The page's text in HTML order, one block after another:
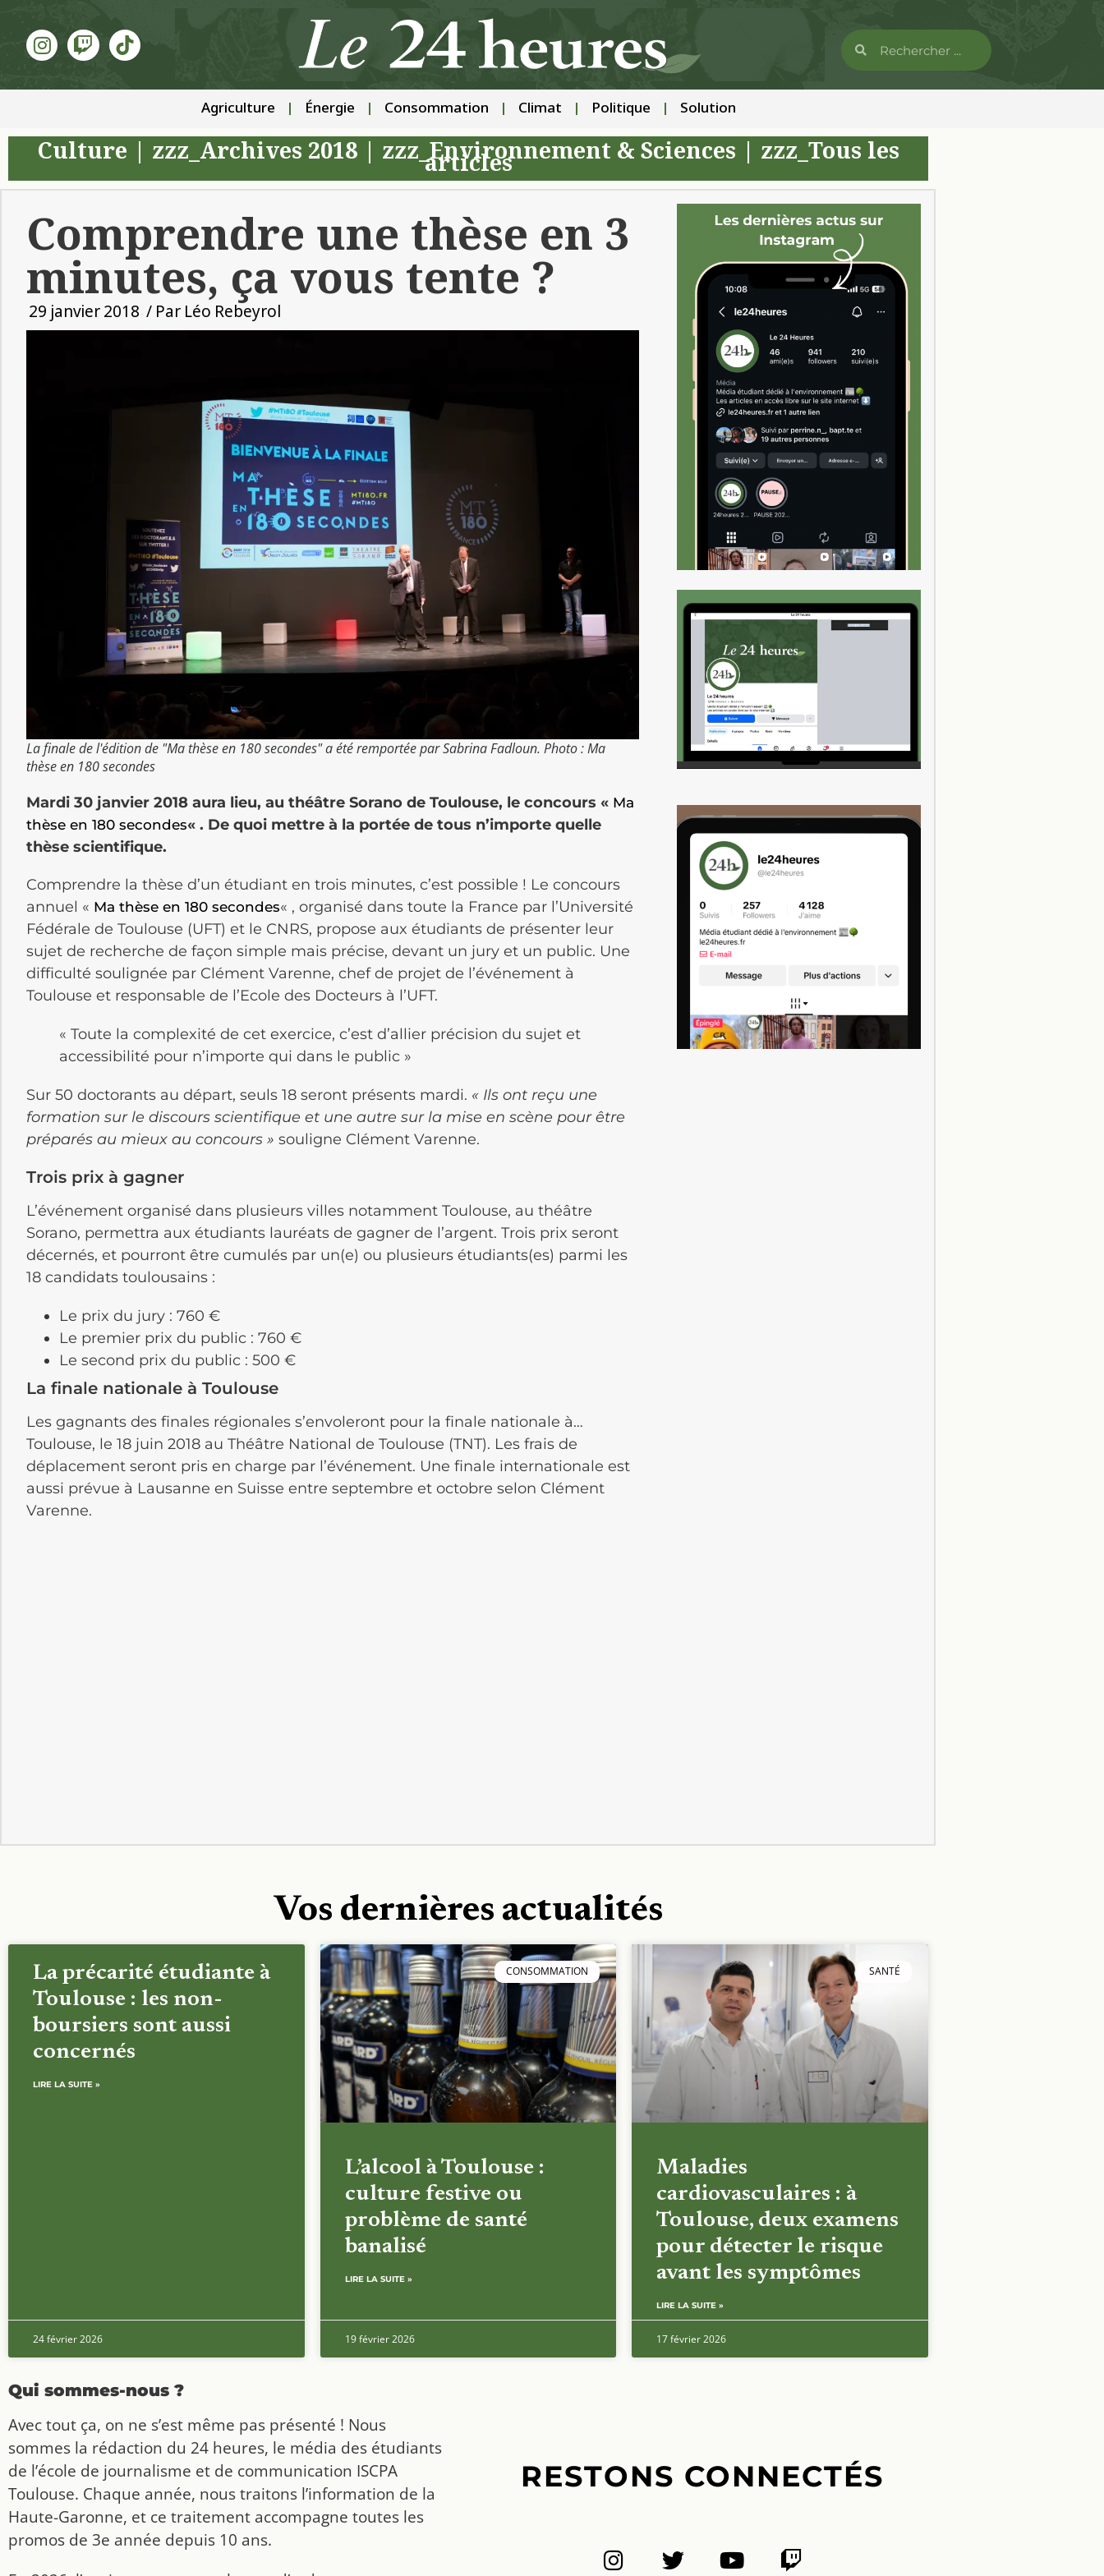
Agriculture Énergie Consommation Climat Politique Solution
Culture zzz_Archives 2018| zzz_Environnement & Sciences zzz_Tous les
articles
Comprendre une thèse en 3
minutes, ça vous tente ?
29 janvier 2018 / Par Léo Rebeyrol
La finale de l'édition de "Ma thèse en 180 secondes" a été remportée par Sabrina Fadloun. Photo : Ma
thèse en 180 secondes
Mardi 30 janvier 2018 aura lieu, au théâtre Sorano de Toulouse, le concours « Ma
thèse en 180 secondes« . De quoi mettre à la portée de tous n’importe quelle
thèse scientifique.
Comprendre la thèse d’un étudiant en trois minutes, c’est possible ! Le concours
annuel « Ma thèse en 180 secondes« , organisé dans toute la France par l’Université
Fédérale de Toulouse (UFT) et le CNRS, propose aux étudiants de présenter leur
sujet de recherche de façon simple mais précise, devant un jury et un public. Une
difficulté soulignée par Clément Varenne, chef de projet de l’événement à
Toulouse et responsable de l’Ecole des Docteurs à l’UFT.
« Toute la complexité de cet exercice, c’est d’allier précision du sujet et
accessibilité pour n’importe qui dans le public »
Sur 50 doctorants au départ, seuls 18 seront présents mardi. « Ils ont reçu une
formation sur le discours scientifique et une autre sur la mise en scène pour être
préparés au mieux au concours » souligne Clément Varenne.
Trois prix à gagner
L’événement organisé dans plusieurs villes notamment Toulouse, au théâtre
Sorano, permettra aux étudiants lauréats de gagner de l’argent. Trois prix seront
décernés, et pourront être cumulés par un(e) ou plusieurs étudiants(es) parmi les
18 candidats toulousains :
Le prix du jury : 760 €
Le premier prix du public : 760 €
Le second prix du public : 500 €
La finale nationale à Toulouse
Les gagnants des finales régionales s’envoleront pour la finale nationale à…
Toulouse, le 18 juin 2018 au Théâtre National de Toulouse (TNT). Les frais de
déplacement seront pris en charge par l’événement. Une finale internationale est
aussi prévue à Lausanne en Suisse entre septembre et octobre selon Clément
Varenne.
Vos dernières actualités
La précarité étudiante à
Toulouse : les non-
boursiers sont aussi
concernés
LIRE LA SUITE »
24 février 2026
CONSOMMATION
L’alcool à Toulouse :
culture festive ou
problème de santé
banalisé
LIRE LA SUITE »
19 février 2026
SANTÉ
Maladies
cardiovasculaires : à
Toulouse, deux examens
pour détecter le risque
avant les symptômes
LIRE LA SUITE »
17 février 2026
Qui sommes-nous ?
Avec tout ça, on ne s’est même pas présenté ! Nous
sommes la rédaction du 24 heures, le média des étudiants
de l’école de journalisme et de communication ISCPA
Toulouse. Chaque année, nous traitons l’information de la
Haute-Garonne, et ce traitement accompagne toutes les
promos de 3e année depuis 10 ans.
RESTONS CONNECTÉS